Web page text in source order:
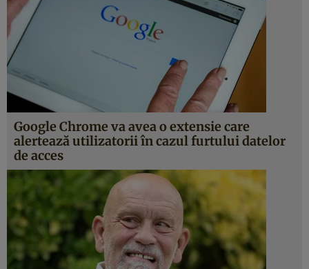
Google Chrome va avea o extensie care
alertează utilizatorii în cazul furtului datelor
de acces